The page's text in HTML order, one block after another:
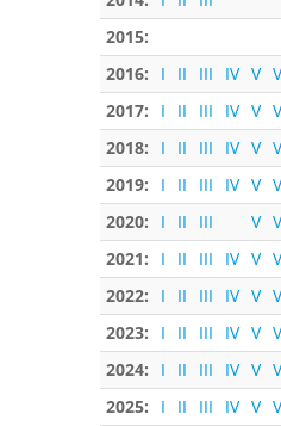
2015:
2016:
I II III IV V
2017:
I II III IV V
2018:
I II III IV V
2019:
I II III IV V
2020:
I II III V
2021:
I II III IV V
2022:
I II III IV V
2023:
I II III IV V
2024:
I II III IV V
2025:
I II III IV V